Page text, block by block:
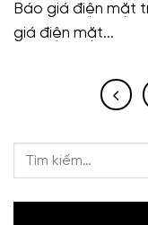
Báo giá điện mặt
giá điện mặt...